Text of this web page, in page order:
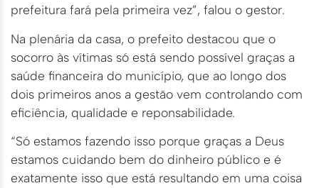
prefeitura fará pela primeira vez”, falou o gestor.
Na plenária da casa, o prefeito destacou que o
socorro às vítimas só está sendo possível graças a
saúde financeira do município, que ao longo dos
dois primeiros anos a gestão vem controlando com
eficiência, qualidade e reponsabilidade.
“Só estamos fazendo isso porque graças a Deus
estamos cuidando bem do dinheiro público e é
exatamente isso que está resultando em uma coisa